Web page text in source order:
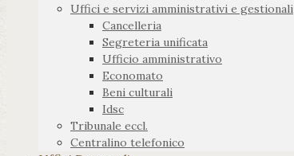
Uffici e servizi amministrativi e gestionali
Cancelleria
Segreteria unificata
Ufficio amministrativo
Economato
Beni culturali
Idsc
Tribunale eccl.
Centralino telefonico